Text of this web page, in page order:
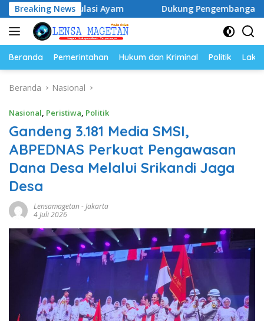
Langsung
ke
konten
Breaking News
Ayam Dukung Pengembangan Kampus UNESA
Beranda Pemerintahan Hukum dan Kriminal Politik
Beranda Nasional
Nasional, Peristiwa, Politik
Gandeng 3.181 Media SMSI,
ABPEDNAS Perkuat Pengawasan
Dana Desa Melalui Srikandi Jaga
Desa
Lensamagetan-Jakarta
4 Juli 2026